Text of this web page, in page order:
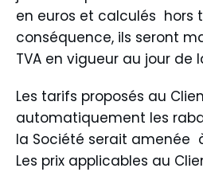
en euros et calculés hors
conséquence, ils seront
TVA en vigueur au jour de
Les tarifs proposés au
automatiquement les
la Société serait amenée
Les prix applicables au